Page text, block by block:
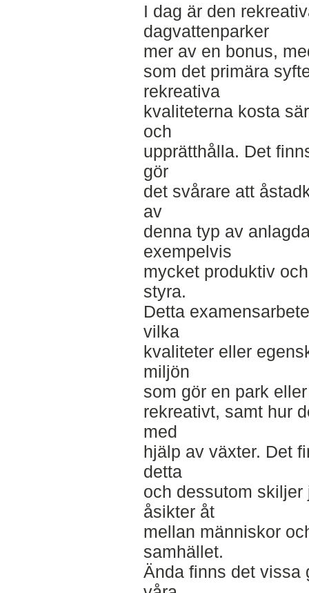
I dag är den
dagvattenparker
mer av en bonus,
som det primära
rekreativa
kvaliteterna kosta
och
upprätthålla. Det
gör
det svårare att
av
denna typ av
exempelvis
mycket produktiv
styra.
Detta
vilka
kvaliteter eller
miljön
som gör en park
rekreativt, samt hur
med
hjälp av växter. Det
detta
och dessutom
åsikter åt
mellan människor
samhället.
Ända finns det vissa